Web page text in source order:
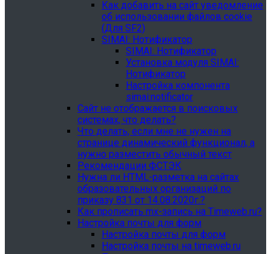
Как добавить на сайт уведомление
об использовании файлов cookie
(Для SF2)
SIMAI: Нотификатор
SIMAI: Нотификатор
Установка модуля SIMAI:
Нотификатор
Настройка компонента
simai:notificator
Сайт не отображается в поисковых
системах, что делать?
Что делать, если мне не нужен на
странице динамический функционал, а
нужно разместить обычный текст
Рекомендации ФСТЭК
Нужна ли HTML-разметка на сайтах
образовательных организаций по
приказу 831 от 14.08.2020г.?
Как прописать mx-запись на Timeweb.ru?
Настройка почты для форм
Настройка почты для форм
Настройка почты на timeweb.ru